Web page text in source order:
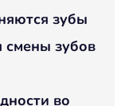
зубы
смены зубов
во